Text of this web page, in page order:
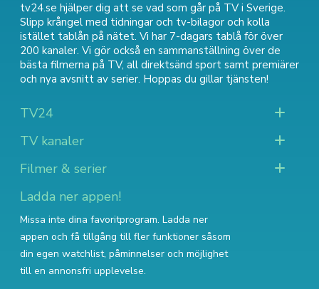
tv24.se hjälper dig att se vad som går på TV i Sverige.
Slipp krångel med tidningar och tv-bilagor och kolla
istället tablån på nätet. Vi har 7-dagars tablå för över
200 kanaler. Vi gör också en sammanställning över de
bästa filmerna på TV, all direktsänd sport samt premiärer
och nya avsnitt av serier. Hoppas du gillar tjänsten!
TV24
TV kanaler
Filmer & serier
Ladda ner appen!
Missa inte dina favoritprogram. Ladda ner
appen och få tillgång till fler funktioner såsom
din egen watchlist, påminnelser och möjlighet
till en annonsfri upplevelse.